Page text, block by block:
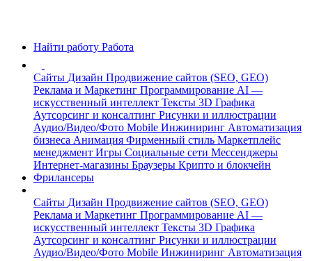
Найти работу Работа
Сайты Дизайн Продвижение сайтов (SEO, GEO)
Реклама и Маркетинг Программирование AI —
искусственный интеллект Тексты 3D Графика
Аутсорсинг и консалтинг Рисунки и иллюстрации
Аудио/Видео/Фото Mobile Инжиниринг Автоматизация
бизнеса Анимация Фирменный стиль Маркетплейс
менеджмент Игры Социальные сети Мессенджеры
Интернет-магазины Браузеры Крипто и блокчейн
Фрилансеры
Сайты Дизайн Продвижение сайтов (SEO, GEO)
Реклама и Маркетинг Программирование AI —
искусственный интеллект Тексты 3D Графика
Аутсорсинг и консалтинг Рисунки и иллюстрации
Аудио/Видео/Фото Mobile Инжиниринг Автоматизация